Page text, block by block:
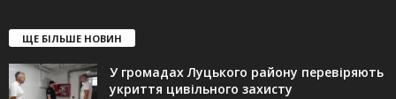
ЩЕ БІЛЬШЕ НОВИН
У громадах Луцького району перевіряють
укриття цивільного захисту